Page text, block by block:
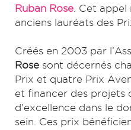
Ruban Rose . Cet appel
anciens lauréats des
Créés en 2003 par
Rose sont décernés
Prix et quatre Prix
et financer des projets
d'excellence dans le
sein. Ces prix